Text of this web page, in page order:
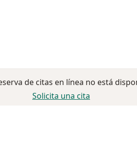
de citas en línea no está
Solicita una cita